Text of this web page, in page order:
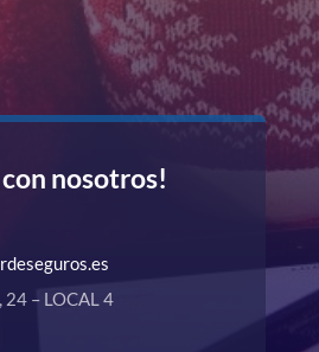
nosotros!
– LOCAL 4